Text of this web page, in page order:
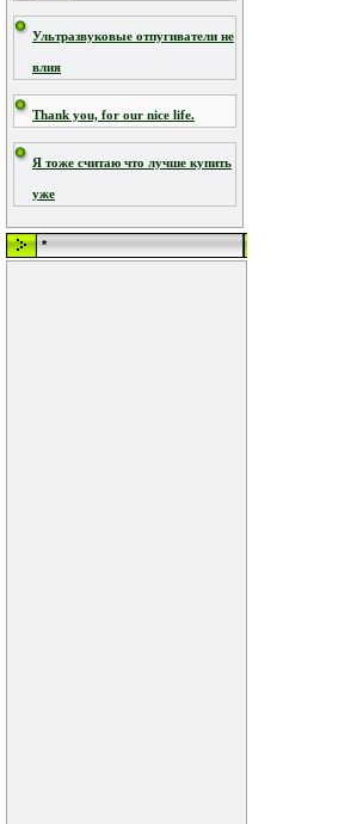
Ультразвуковые отпугиватели не
влия
Thank you, for our nice life.
Я тоже считаю что лучше купить
уже
*